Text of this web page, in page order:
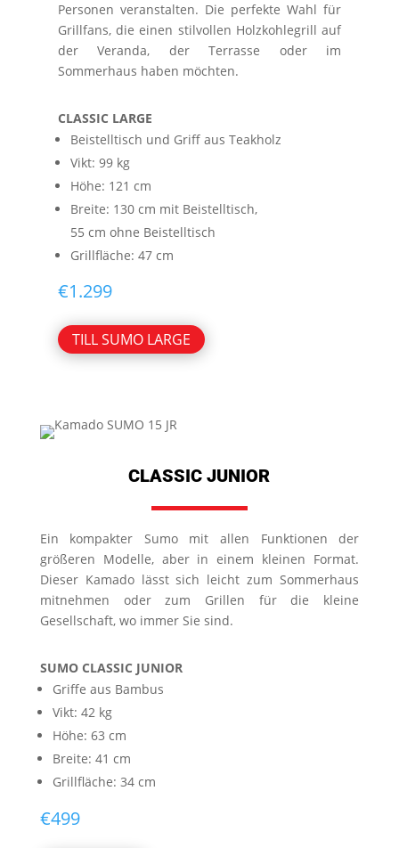
Personen veranstalten. Die perfekte Wahl für
Grillfans, die einen stilvollen Holzkohlegrill auf
der Veranda, der Terrasse oder im
Sommerhaus haben möchten.
CLASSIC LARGE
Beistelltisch und Griff aus Teakholz
Vikt: 99 kg
Höhe: 121 cm
Breite: 130 cm mit Beistelltisch,
55 cm ohne Beistelltisch
Grillfläche: 47 cm
€1.299
TILL SUMO LARGE
CLASSIC JUNIOR
Ein kompakter Sumo mit allen Funktionen der
größeren Modelle, aber in einem kleinen Format.
Dieser Kamado lässt sich leicht zum Sommerhaus
mitnehmen oder zum Grillen für die kleine
Gesellschaft, wo immer Sie sind.
SUMO CLASSIC JUNIOR
Griffe aus Bambus
Vikt: 42 kg
Höhe: 63 cm
Breite: 41 cm
Grillfläche: 34 cm
€499